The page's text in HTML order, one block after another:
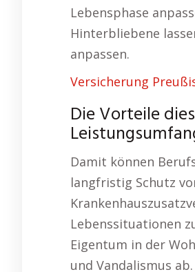
Lebensphase
Hinterbliebene
anpassen.
Versicherung
Die Vorteile
Damit können
langfristig Schutz
Lebenssituationen
Eigentum in der
und Vandalismus